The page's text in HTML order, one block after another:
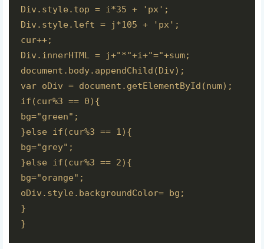
Div.style.top = i*35 + 'px';
Div.style.left = j*105 + 'px';
cur++;
Div.innerHTML = j+"*"+i+"="+sum;
document.body.appendChild(Div);
var oDiv = document.getElementById(num);
if(cur%3 == 0){
bg="green";
}else if(cur%3 == 1){
bg="grey";
}else if(cur%3 == 2){
bg="orange";
oDiv.style.backgroundColor= bg;
}
}